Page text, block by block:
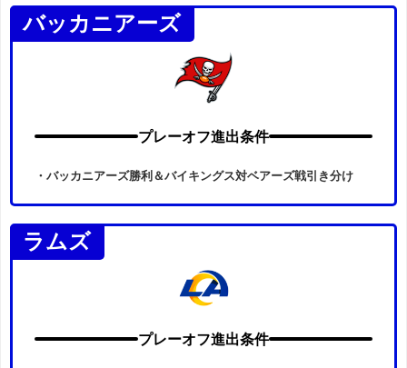
バッカニアーズ
プレーオフ進出条件
・バッカニアーズ勝利＆バイキングス対ベアーズ戦引き分け
ラムズ
プレーオフ進出条件